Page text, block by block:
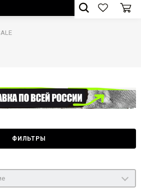
ФИЛЬТРЫ